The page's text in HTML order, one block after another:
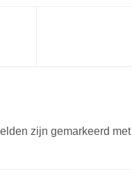
zijn gemarkeerd met